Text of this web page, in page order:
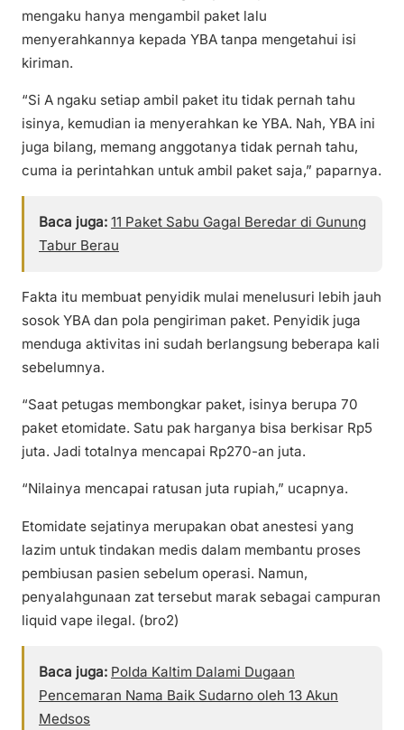
mengaku hanya mengambil paket lalu
menyerahkannya kepada YBA tanpa mengetahui isi
kiriman.
“Si A ngaku setiap ambil paket itu tidak pernah tahu
isinya, kemudian ia menyerahkan ke YBA. Nah, YBA ini
juga bilang, memang anggotanya tidak pernah tahu,
cuma ia perintahkan untuk ambil paket saja,” paparnya.
Baca juga: 11 Paket Sabu Gagal Beredar di Gunung
Tabur Berau
Fakta itu membuat penyidik mulai menelusuri lebih jauh
sosok YBA dan pola pengiriman paket. Penyidik juga
menduga aktivitas ini sudah berlangsung beberapa kali
sebelumnya.
“Saat petugas membongkar paket, isinya berupa 70
paket etomidate. Satu pak harganya bisa berkisar Rp5
juta. Jadi totalnya mencapai Rp270-an juta.
“Nilainya mencapai ratusan juta rupiah,” ucapnya.
Etomidate sejatinya merupakan obat anestesi yang
lazim untuk tindakan medis dalam membantu proses
pembiusan pasien sebelum operasi. Namun,
penyalahgunaan zat tersebut marak sebagai campuran
liquid vape ilegal. (bro2)
Baca juga: Polda Kaltim Dalami Dugaan
Pencemaran Nama Baik Sudarno oleh 13 Akun
Medsos